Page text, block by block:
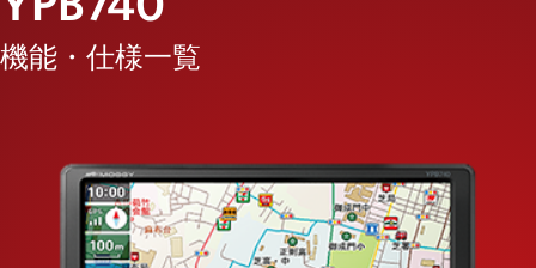
機能・仕様一覧